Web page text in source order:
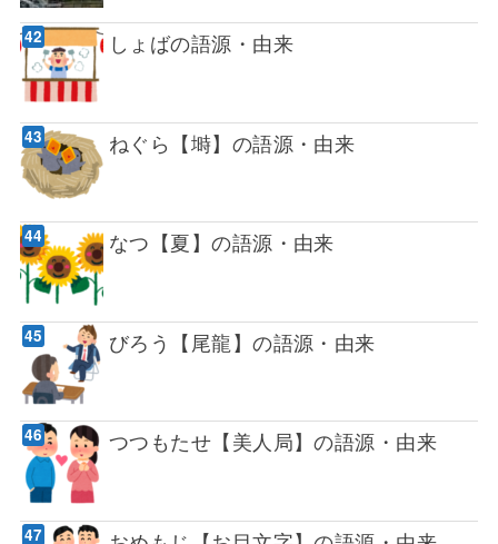
しょばの語源・由来
ねぐら【塒】の語源・由来
なつ【夏】の語源・由来
びろう【尾龍】の語源・由来
つつもたせ【美人局】の語源・由来